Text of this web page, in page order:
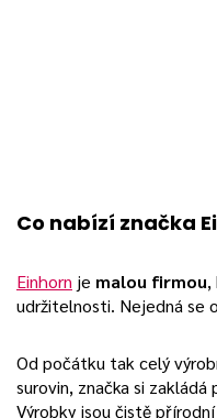
Co nabízí značka
Einhorn je malou firmou,
udržitelnosti. Nejedná se
Od počátku tak celý
surovin, značka si
Výrobky jsou čistě